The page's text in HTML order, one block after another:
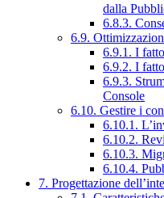
dalla
6.8.3.
6.9.
6.9.1. I
6.9.2. I
6.9.3.
Console
6.10. Gestire i
6.10.1.
6.10.2.
6.10.3.
6.10.4.
7. Progettazione